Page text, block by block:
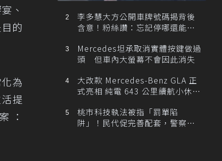
、
的
為
提
：
李多慧大方公開車牌號碼揭背後
含意！粉絲讚：忘記停哪還能幫
Mercedes坦承取消實體按鍵做過
頭 但車內大螢幕不會因此消失
大改款 Mercedes-Benz GLA 正
式亮相 純電 643 公里續航小休
桃市科技執法被指「罰單陷
阱」！民代促完善配套，警察局